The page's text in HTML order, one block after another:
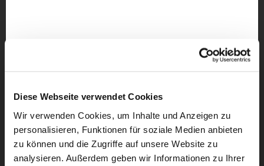
Diese Webseite verwendet Cookies
Wir verwenden Cookies, um Inhalte und Anzeigen zu
personalisieren, Funktionen für soziale Medien anbieten
zu können und die Zugriffe auf unsere Website zu
analysieren. Außerdem geben wir Informationen zu Ihrer